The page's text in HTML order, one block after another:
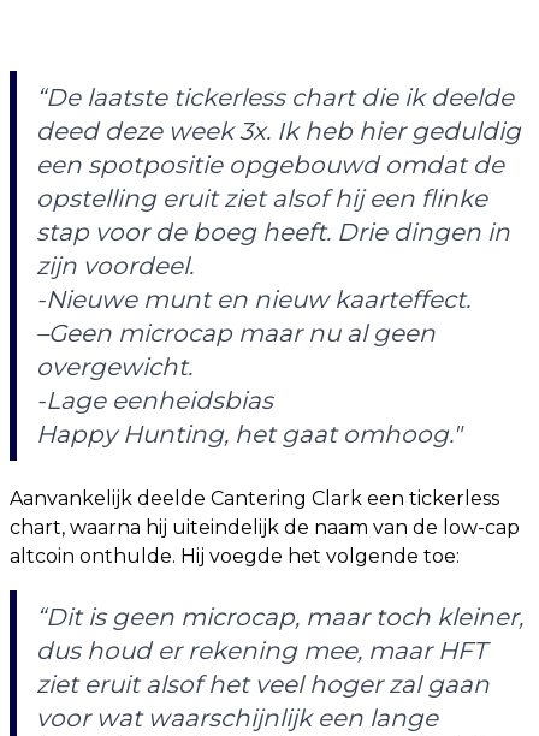
“De laatste tickerless chart die ik deelde
deed deze week 3x. Ik heb hier geduldig
een spotpositie opgebouwd omdat de
opstelling eruit ziet alsof hij een flinke
stap voor de boeg heeft. Drie dingen in
zijn voordeel.
-Nieuwe munt en nieuw kaarteffect.
–Geen microcap maar nu al geen
overgewicht.
-Lage eenheidsbias
Happy Hunting, het gaat omhoog."
Aanvankelijk deelde Cantering Clark een tickerless
chart, waarna hij uiteindelijk de naam van de low-cap
altcoin onthulde. Hij voegde het volgende toe:
“Dit is geen microcap, maar toch kleiner,
dus houd er rekening mee, maar HFT
ziet eruit alsof het veel hoger zal gaan
voor wat waarschijnlijk een lange